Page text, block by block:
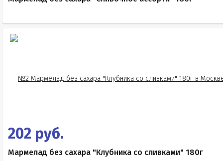
202 руб.
Мармелад без сахара "Клубника со сливками" 180г